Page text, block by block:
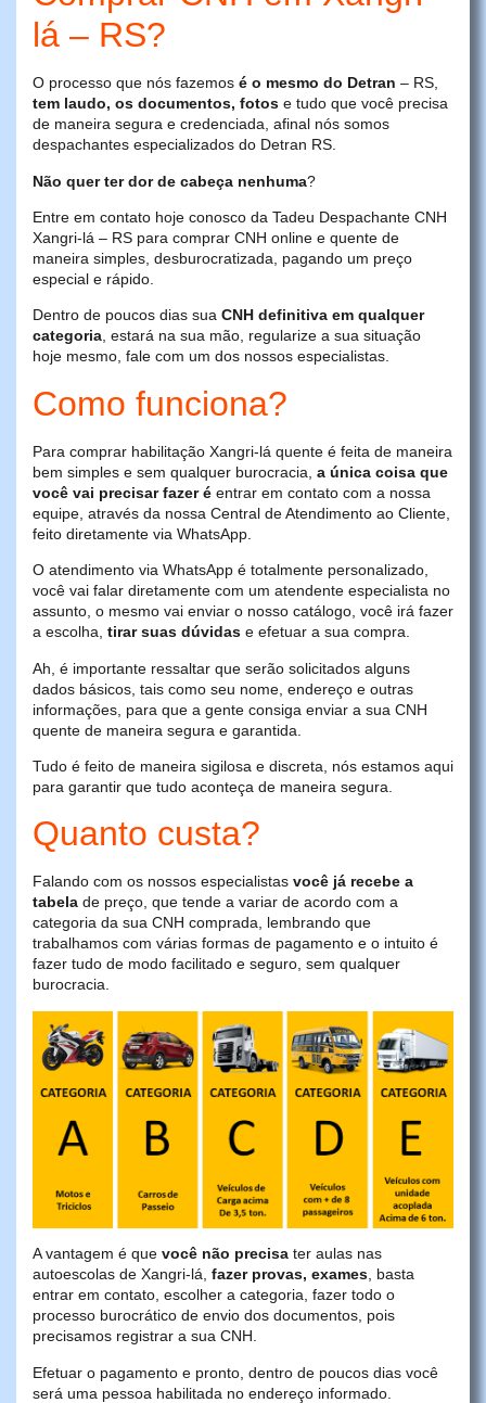
lá – RS?
O processo que nós fazemos é o mesmo do Detran – RS,
tem laudo, os documentos, fotos e tudo que você precisa
de maneira segura e credenciada, afinal nós somos
despachantes especializados do Detran RS.
Não quer ter dor de cabeça nenhuma?
Entre em contato hoje conosco da Tadeu Despachante CNH
Xangri-lá – RS para comprar CNH online e quente de
maneira simples, desburocratizada, pagando um preço
especial e rápido.
Dentro de poucos dias sua CNH definitiva em qualquer
categoria, estará na sua mão, regularize a sua situação
hoje mesmo, fale com um dos nossos especialistas.
Como funciona?
Para comprar habilitação Xangri-lá quente é feita de maneira
bem simples e sem qualquer burocracia, a única coisa que
você vai precisar fazer é entrar em contato com a nossa
equipe, através da nossa Central de Atendimento ao Cliente,
feito diretamente via WhatsApp.
O atendimento via WhatsApp é totalmente personalizado,
você vai falar diretamente com um atendente especialista no
assunto, o mesmo vai enviar o nosso catálogo, você irá fazer
a escolha, tirar suas dúvidas e efetuar a sua compra.
Ah, é importante ressaltar que serão solicitados alguns
dados básicos, tais como seu nome, endereço e outras
informações, para que a gente consiga enviar a sua CNH
quente de maneira segura e garantida.
Tudo é feito de maneira sigilosa e discreta, nós estamos aqui
para garantir que tudo aconteça de maneira segura.
Quanto custa?
Falando com os nossos especialistas você já recebe a
tabela de preço, que tende a variar de acordo com a
categoria da sua CNH comprada, lembrando que
trabalhamos com várias formas de pagamento e o intuito é
fazer tudo de modo facilitado e seguro, sem qualquer
burocracia.
A vantagem é que você não precisa ter aulas nas
autoescolas de Xangri-lá, fazer provas, exames, basta
entrar em contato, escolher a categoria, fazer todo o
processo burocrático de envio dos documentos, pois
precisamos registrar a sua CNH.
Efetuar o pagamento e pronto, dentro de poucos dias você
será uma pessoa habilitada no endereço informado.